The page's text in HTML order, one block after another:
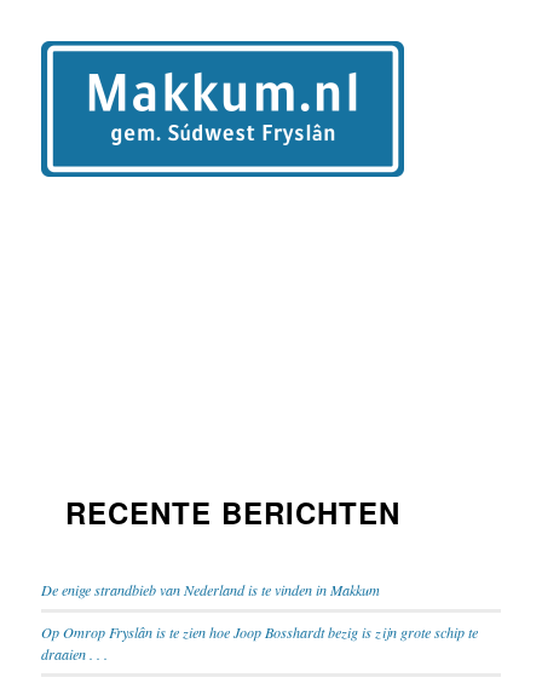
RECENTE BERICHTEN
De enige strandbieb van Nederland is te vinden in Makkum
Op Omrop Fryslân is te zien hoe Joop Bosshardt bezig is zijn grote schip te
draaien . . .